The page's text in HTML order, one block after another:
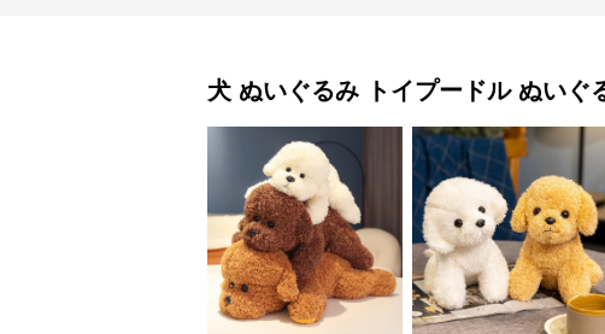
犬 ぬいぐるみ トイプードル ぬいぐ